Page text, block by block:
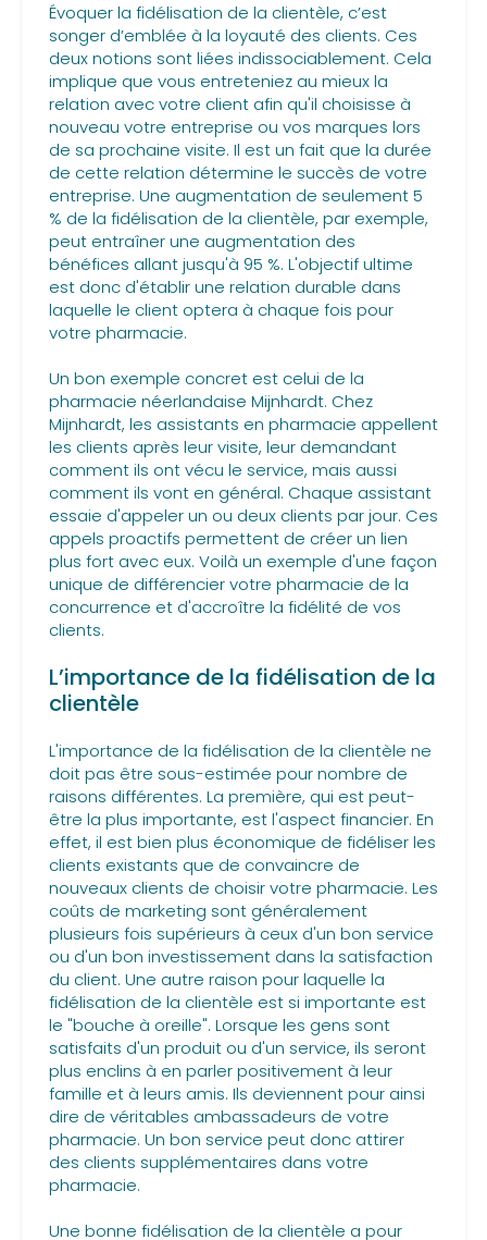
Évoquer la fidélisation de la clientèle, c’est
songer d’emblée à la loyauté des clients. Ces
deux notions sont liées indissociablement. Cela
implique que vous entreteniez au mieux la
relation avec votre client afin qu'il choisisse à
nouveau votre entreprise ou vos marques lors
de sa prochaine visite. Il est un fait que la durée
de cette relation détermine le succès de votre
entreprise. Une augmentation de seulement 5
% de la fidélisation de la clientèle, par exemple,
peut entraîner une augmentation des
bénéfices allant jusqu'à 95 %. L'objectif ultime
est donc d'établir une relation durable dans
laquelle le client optera à chaque fois pour
votre pharmacie.
Un bon exemple concret est celui de la
pharmacie néerlandaise Mijnhardt. Chez
Mijnhardt, les assistants en pharmacie appellent
les clients après leur visite, leur demandant
comment ils ont vécu le service, mais aussi
comment ils vont en général. Chaque assistant
essaie d'appeler un ou deux clients par jour. Ces
appels proactifs permettent de créer un lien
plus fort avec eux. Voilà un exemple d'une façon
unique de différencier votre pharmacie de la
concurrence et d'accroître la fidélité de vos
clients.
L’importance de la fidélisation de la
clientèle
L'importance de la fidélisation de la clientèle ne
doit pas être sous-estimée pour nombre de
raisons différentes. La première, qui est peut-
être la plus importante, est l'aspect financier. En
effet, il est bien plus économique de fidéliser les
clients existants que de convaincre de
nouveaux clients de choisir votre pharmacie. Les
coûts de marketing sont généralement
plusieurs fois supérieurs à ceux d'un bon service
ou d'un bon investissement dans la satisfaction
du client. Une autre raison pour laquelle la
fidélisation de la clientèle est si importante est
le "bouche à oreille". Lorsque les gens sont
satisfaits d'un produit ou d'un service, ils seront
plus enclins à en parler positivement à leur
famille et à leurs amis. Ils deviennent pour ainsi
dire de véritables ambassadeurs de votre
pharmacie. Un bon service peut donc attirer
des clients supplémentaires dans votre
pharmacie.
Une bonne fidélisation de la clientèle a pour